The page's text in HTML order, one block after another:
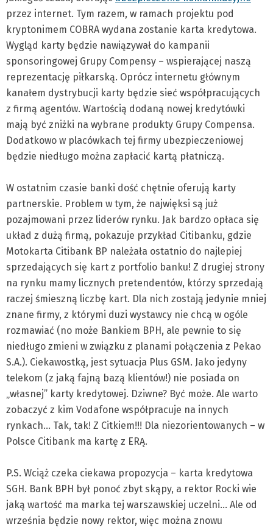
przez internet. Tym razem, w ramach projektu pod
kryptonimem COBRA wydana zostanie karta kredytowa.
Wygląd karty będzie nawiązywał do kampanii
sponsoringowej Grupy Compensy – wspierającej naszą
reprezentację piłkarską. Oprócz internetu głównym
kanałem dystrybucji karty będzie sieć współpracujących
z firmą agentów. Wartością dodaną nowej kredytówki
mają być zniżki na wybrane produkty Grupy Compensa.
Dodatkowo w placówkach tej firmy ubezpieczeniowej
będzie niedługo można zapłacić kartą płatniczą.
W ostatnim czasie banki dość chętnie oferują karty
partnerskie. Problem w tym, że najwięksi są już
pozajmowani przez liderów rynku. Jak bardzo opłaca się
układ z dużą firmą, pokazuje przykład Citibanku, gdzie
Motokarta Citibank BP należała ostatnio do najlepiej
sprzedających się kart z portfolio banku! Z drugiej strony
na rynku mamy licznych pretendentów, którzy sprzedają
raczej śmieszną liczbę kart. Dla nich zostają jedynie mniej
znane firmy, z którymi duzi wystawcy nie chcą w ogóle
rozmawiać (no może Bankiem BPH, ale pewnie to się
niedługo zmieni w związku z planami połączenia z Pekao
S.A.). Ciekawostką, jest sytuacja Plus GSM. Jako jedyny
telekom (z jaką fajną bazą klientów!) nie posiada on
„własnej” karty kredytowej. Dziwne? Być może. Ale warto
zobaczyć z kim Vodafone współpracuje na innych
rynkach… Tak, tak! Z Citkiem!!! Dla niezorientowanych – w
Polsce Citibank ma kartę z ERĄ.
P.S. Wciąż czeka ciekawa propozycja – karta kredytowa
SGH. Bank BPH był ponoć zbyt skąpy, a rektor Rocki wie
jaką wartość ma marka tej warszawskiej uczelni… Ale od
września będzie nowy rektor, więc można znowu